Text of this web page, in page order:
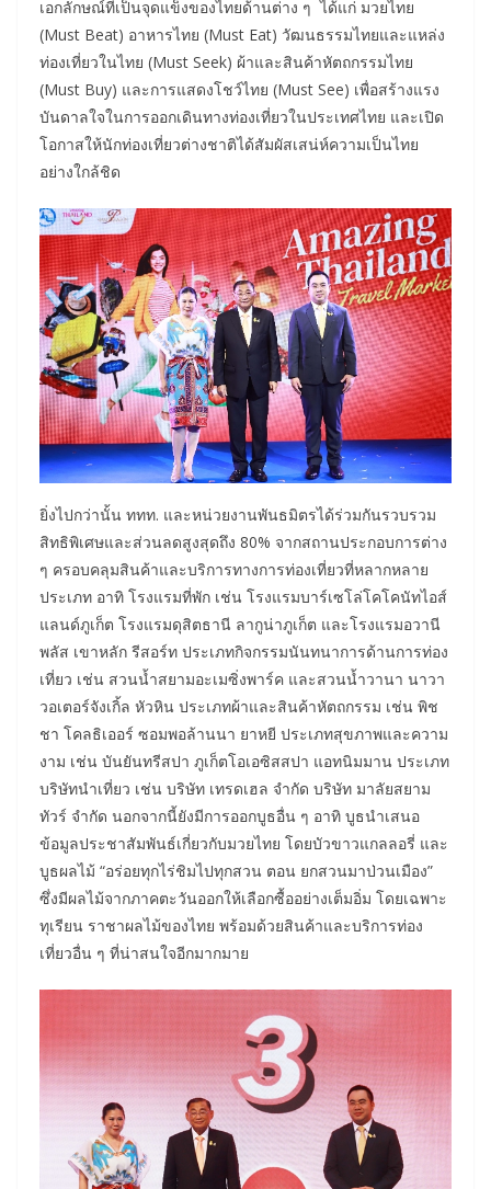
เอกลักษณ์ที่เป็นจุดแข็งของไทยด้านต่าง ๆ ได้แก่ มวยไทย
(Must Beat) อาหารไทย (Must Eat) วัฒนธรรมไทยและแหล่ง
ท่องเที่ยวในไทย (Must Seek) ผ้าและสินค้าหัตถกรรมไทย
(Must Buy) และการแสดงโชว์ไทย (Must See) เพื่อสร้างแรง
บันดาลใจในการออกเดินทางท่องเที่ยวในประเทศไทย และเปิด
โอกาสให้นักท่องเที่ยวต่างชาติได้สัมผัสเสน่ห์ความเป็นไทย
อย่างใกล้ชิด
ยิ่งไปกว่านั้น ททท. และหน่วยงานพันธมิตรได้ร่วมกันรวบรวม
สิทธิพิเศษและส่วนลดสูงสุดถึง 80% จากสถานประกอบการต่าง
ๆ ครอบคลุมสินค้าและบริการทางการท่องเที่ยวที่หลากหลาย
ประเภท อาทิ โรงแรมที่พัก เช่น โรงแรมบาร์เซโล่โคโคนัทไอส์
แลนด์ภูเก็ต โรงแรมดุสิตธานี ลากูน่าภูเก็ต และโรงแรมอวานี
พลัส เขาหลัก รีสอร์ท ประเภทกิจกรรมนันทนาการด้านการท่อง
เที่ยว เช่น สวนน้ำสยามอะเมซิ่งพาร์ค และสวนน้ำวานา นาวา
วอเตอร์จังเกิ้ล หัวหิน ประเภทผ้าและสินค้าหัตถกรรม เช่น พิช
ชา โคลธิเออร์ ซอมพอล้านนา ยาหยี ประเภทสุขภาพและความ
งาม เช่น บันยันทรีสปา ภูเก็ตโอเอซิสสปา แอทนิมมาน ประเภท
บริษัทนำเที่ยว เช่น บริษัท เทรดเฮล จำกัด บริษัท มาลัยสยาม
ทัวร์ จำกัด นอกจากนี้ยังมีการออกบูธอื่น ๆ อาทิ บูธนำเสนอ
ข้อมูลประชาสัมพันธ์เกี่ยวกับมวยไทย โดยบัวขาวแกลลอรี่ และ
บูธผลไม้ “อร่อยทุกไร่ชิมไปทุกสวน ตอน ยกสวนมาป่วนเมือง”
ซึ่งมีผลไม้จากภาคตะวันออกให้เลือกซื้ออย่างเต็มอิ่ม โดยเฉพาะ
ทุเรียน ราชาผลไม้ของไทย พร้อมด้วยสินค้าและบริการท่อง
เที่ยวอื่น ๆ ที่น่าสนใจอีกมากมาย